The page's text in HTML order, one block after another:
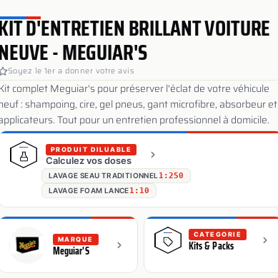
D'ENTRETIEN BRILLANT VOITURE
- MEGUIAR'S
Soyez le 1er a donner votre avis
complet Meguiar's pour préserver l'éclat de votre véhicule
: shampoing, cire, gel pneus, gant microfibre, absorbeur et
Tout pour un entretien professionnel à domicile.
PRODUIT DILUABLE
Calculez vos doses
LAVAGE SEAU TRADITIONNEL 1:250
LAVAGE FOAM LANCE1:10
MARQUE
Meguiar'S
CATEGORIE
Kits & Packs